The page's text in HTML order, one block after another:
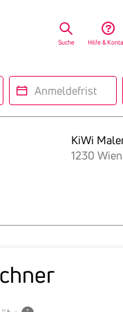
Suche Hilfe &
Anmeldefrist
KiWi
1230 Wien